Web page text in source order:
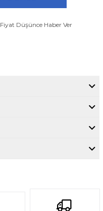
Fiyat Düşünce Haber Ver